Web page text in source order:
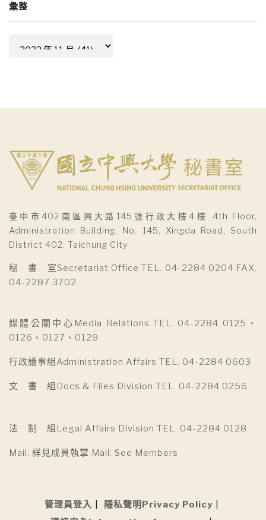
彙整
臺中市402南區興大路145號行政大樓4樓 4th Floor,
Administration Building, No. 145, Xingda Road, South
District 402, Taichung City
秘 書 室Secretariat Office TEL. 04-2284 0204 FAX.
04-2287 3702
媒體公關中心Media Relations TEL. 04-2284 0125、
0126、0127、0129
行政議事組Administration Affairs TEL. 04-2284 0603
文 書 組Docs & Files Division TEL. 04-2284 0256
法 制 組Legal Affairs Division TEL. 04-2284 0128
Mail: 詳見成員執掌 Mail: See Members
管理員登入
隱私聲明Privacy Policy